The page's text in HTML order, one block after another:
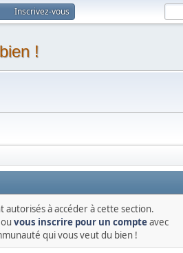
Inscrivez-vous
!
autorisés à accéder à cette section.
vous inscrire pour un compteavec
qui vous veut du bien !